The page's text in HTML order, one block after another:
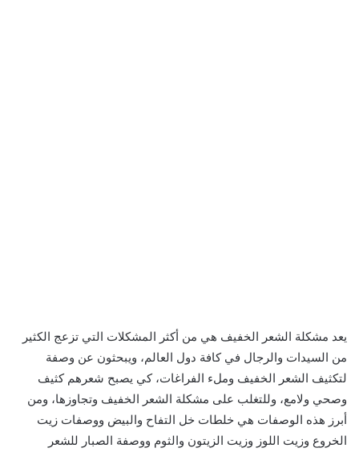
يعد مشكلة الشعر الخفيف هي من أكثر المشكلات التي تزعج الكثير
من السيدات والرجال في كافة دول العالم، ويبحثون عن وصفة
لتكثيف الشعر الخفيف وملء الفراغات، كي يصبح شعرهم كثيف
وصحي ولامع، وللتغلب على مشكلة الشعر الخفيف وتجاوزها، ومن
أبرز هذه الوصفات هي خلطات خل التفاح والبيض ووصفات زيت
الخروع وزيت اللوز وزيت الزيتون والثوم ووصفة الصبار للشعر